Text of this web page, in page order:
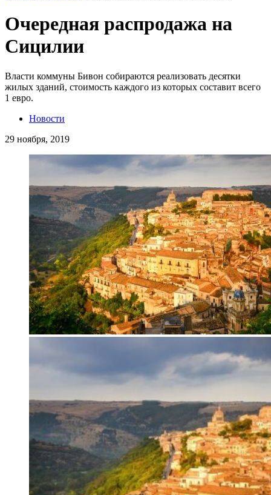
Очередная распродажа на
Сицилии
Власти коммуны Бивон собираются реализовать десятки
жилых зданий, стоимость каждого из которых составит всего
1 евро.
Новости
29 ноября, 2019